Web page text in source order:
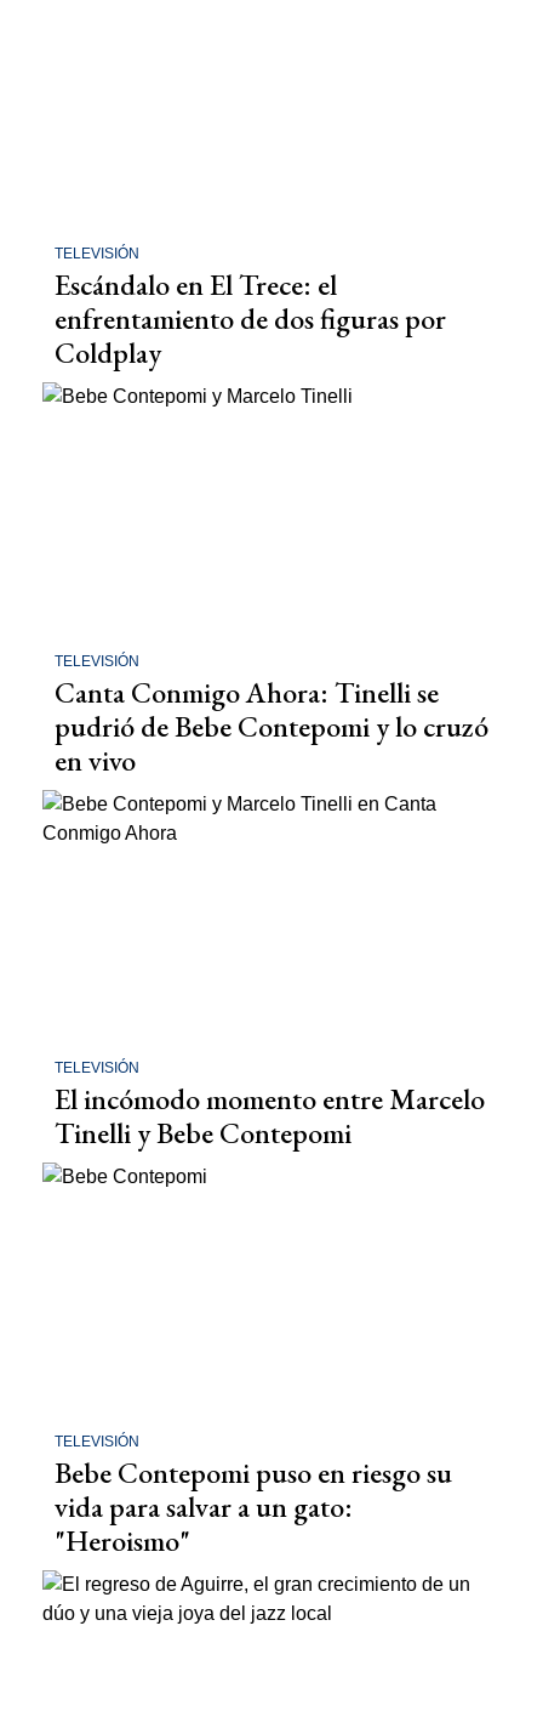
TELEVISIÓN
Escándalo en El Trece: el
enfrentamiento de dos figuras por
Coldplay
TELEVISIÓN
Canta Conmigo Ahora: Tinelli se
pudrió de Bebe Contepomi y lo cruzó
en vivo
TELEVISIÓN
El incómodo momento entre Marcelo
Tinelli y Bebe Contepomi
TELEVISIÓN
Bebe Contepomi puso en riesgo su
vida para salvar a un gato:
"Heroismo"